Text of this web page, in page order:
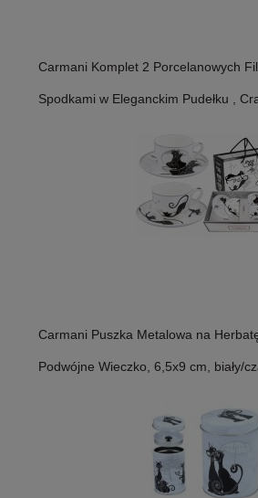
Carmani Komplet 2 Porcelanowych
Spodkami w Eleganckim Pudełku ,
Carmani Puszka Metalowa na
Podwójne Wieczko, 6,5x9 cm, biały/